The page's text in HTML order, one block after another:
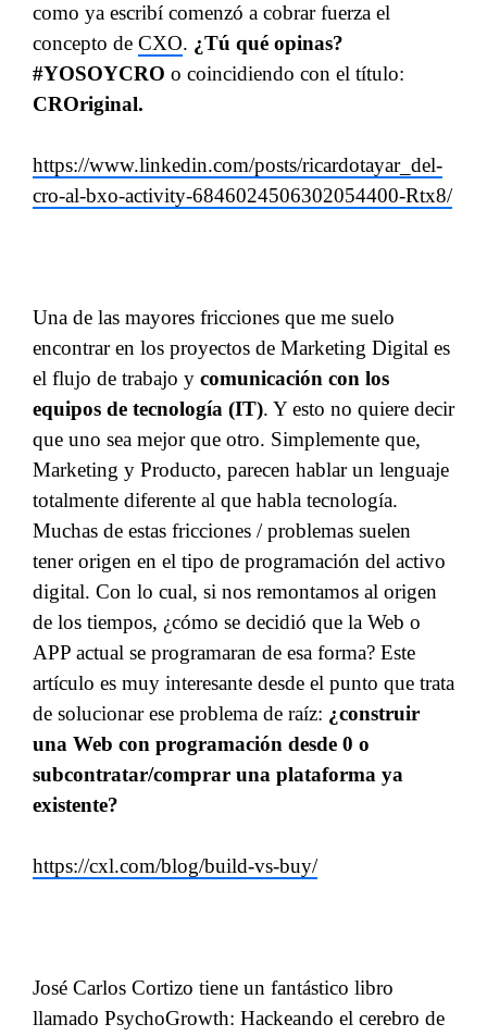
como ya escribí comenzó a cobrar fuerza el
concepto de CXO. ¿Tú qué opinas?
#YOSOYCRO o coincidiendo con el título:
CROriginal.
https://www.linkedin.com/posts/ricardotayar_del-
cro-al-bxo-activity-6846024506302054400-Rtx8/
Una de las mayores fricciones que me suelo
encontrar en los proyectos de Marketing Digital es
el flujo de trabajo y comunicación con los
equipos de tecnología (IT). Y esto no quiere decir
que uno sea mejor que otro. Simplemente que,
Marketing y Producto, parecen hablar un lenguaje
totalmente diferente al que habla tecnología.
Muchas de estas fricciones / problemas suelen
tener origen en el tipo de programación del activo
digital. Con lo cual, si nos remontamos al origen
de los tiempos, ¿cómo se decidió que la Web o
APP actual se programaran de esa forma? Este
artículo es muy interesante desde el punto que trata
de solucionar ese problema de raíz: ¿construir
una Web con programación desde 0 o
subcontratar/comprar una plataforma ya
existente?
https://cxl.com/blog/build-vs-buy/
José Carlos Cortizo tiene un fantástico libro
llamado PsychoGrowth: Hackeando el cerebro de